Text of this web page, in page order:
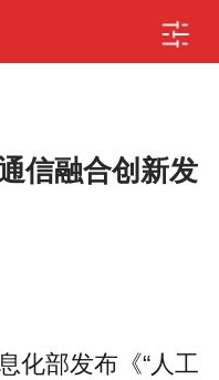
信融合创新发
化部发布《“人工